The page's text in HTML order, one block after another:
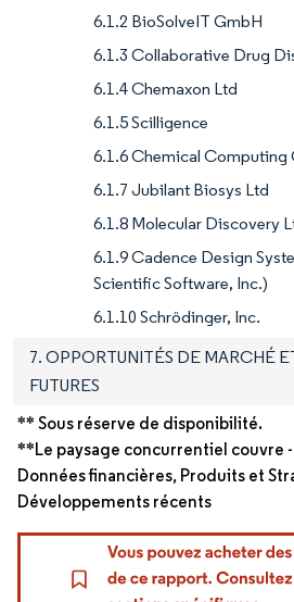
6.1.2 BioSolveIT GmbH
6.1.3 Collaborative Drug
6.1.4 Chemaxon Ltd
6.1.5 Scilligence
6.1.6 Chemical Computing
6.1.7 Jubilant Biosys Ltd
6.1.8 Molecular Discovery
6.1.9 Cadence Design
Scientific Software, Inc.)
6.1.10 Schrödinger, Inc.
7. OPPORTUNITÉS DE MARCHÉ
FUTURES
** Sous réserve de disponibilité.
**Le paysage concurrentiel couvre
Données financières, Produits et
Développements récents